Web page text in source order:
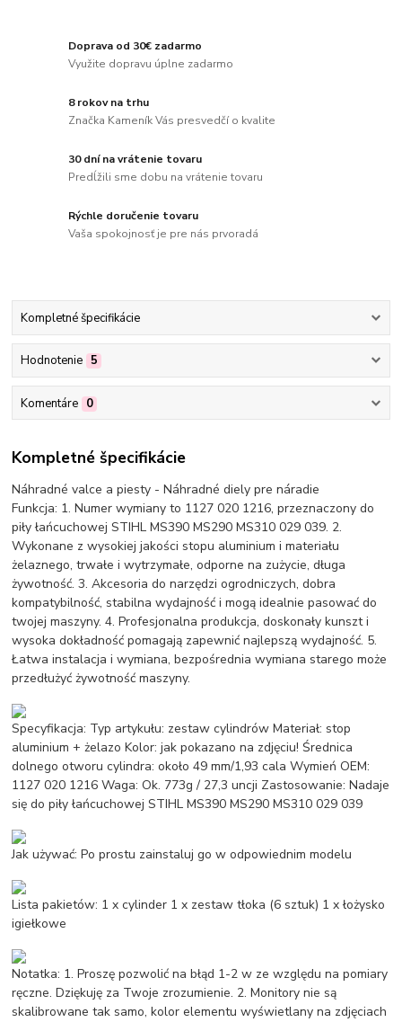
Doprava od 30€ zadarmo
Využite dopravu úplne zadarmo
8 rokov na trhu
Značka Kameník Vás presvedčí o kvalite
30 dní na vrátenie tovaru
Predĺžili sme dobu na vrátenie tovaru
Rýchle doručenie tovaru
Vaša spokojnosť je pre nás prvoradá
Kompletné špecifikácie
Hodnotenie 5
Komentáre 0
Kompletné špecifikácie
Náhradné valce a piesty - Náhradné diely pre náradie
Funkcja: 1. Numer wymiany to 1127 020 1216, przeznaczony do
piły łańcuchowej STIHL MS390 MS290 MS310 029 039. 2.
Wykonane z wysokiej jakości stopu aluminium i materiału
żelaznego, trwałe i wytrzymałe, odporne na zużycie, długa
żywotność. 3. Akcesoria do narzędzi ogrodniczych, dobra
kompatybilność, stabilna wydajność i mogą idealnie pasować do
twojej maszyny. 4. Profesjonalna produkcja, doskonały kunszt i
wysoka dokładność pomagają zapewnić najlepszą wydajność. 5.
Łatwa instalacja i wymiana, bezpośrednia wymiana starego może
przedłużyć żywotność maszyny.
Specyfikacja: Typ artykułu: zestaw cylindrów Materiał: stop
aluminium + żelazo Kolor: jak pokazano na zdjęciu! Średnica
dolnego otworu cylindra: około 49 mm/1,93 cala Wymień OEM:
1127 020 1216 Waga: Ok. 773g / 27,3 uncji Zastosowanie: Nadaje
się do piły łańcuchowej STIHL MS390 MS290 MS310 029 039
Jak używać: Po prostu zainstaluj go w odpowiednim modelu
Lista pakietów: 1 x cylinder 1 x zestaw tłoka (6 sztuk) 1 x łożysko
igiełkowe
Notatka: 1. Proszę pozwolić na błąd 1-2 w ze względu na pomiary
ręczne. Dziękuję za Twoje zrozumienie. 2. Monitory nie są
skalibrowane tak samo, kolor elementu wyświetlany na zdjęciach